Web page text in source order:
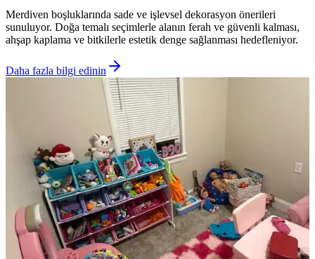
Merdiven boşluklarında sade ve işlevsel dekorasyon önerileri
sunuluyor. Doğa temalı seçimlerle alanın ferah ve güvenli kalması,
ahşap kaplama ve bitkilerle estetik denge sağlanması hedefleniyor.
Daha fazla bilgi edinin